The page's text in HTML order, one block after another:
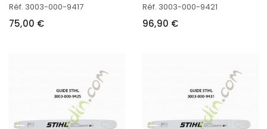
Réf. 3003-000-9417
75,00 €
Réf. 3003-000-9421
96,90 €